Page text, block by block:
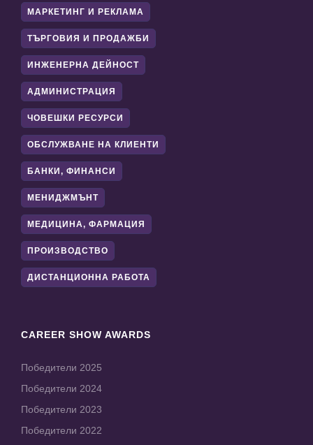
МАРКЕТИНГ И РЕКЛАМА
ТЪРГОВИЯ И ПРОДАЖБИ
ИНЖЕНЕРНА ДЕЙНОСТ
АДМИНИСТРАЦИЯ
ЧОВЕШКИ РЕСУРСИ
ОБСЛУЖВАНЕ НА КЛИЕНТИ
БАНКИ, ФИНАНСИ
МЕНИДЖМЪНТ
МЕДИЦИНА, ФАРМАЦИЯ
ПРОИЗВОДСТВО
ДИСТАНЦИОННА РАБОТА
CAREER SHOW AWARDS
Победители 2025
Победители 2024
Победители 2023
Победители 2022